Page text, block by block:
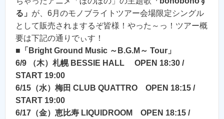
る」 が、6月のモノブライトツアー会場限定シングル
として販売されまするぞ皆様！やった～っ！ツアー概
要は下記の通りでぃす！
■ 「Bright Ground Music ～B.G.M～ Tour」
6/9 （木）札幌 BESSIE HALL OPEN 18:30 /
START 19:00
6/15（水）梅田 CLUB QUATTRO OPEN 18:15 /
START 19:00
6/17（金）恵比寿 LIQUIDROOM OPEN 18:15 /